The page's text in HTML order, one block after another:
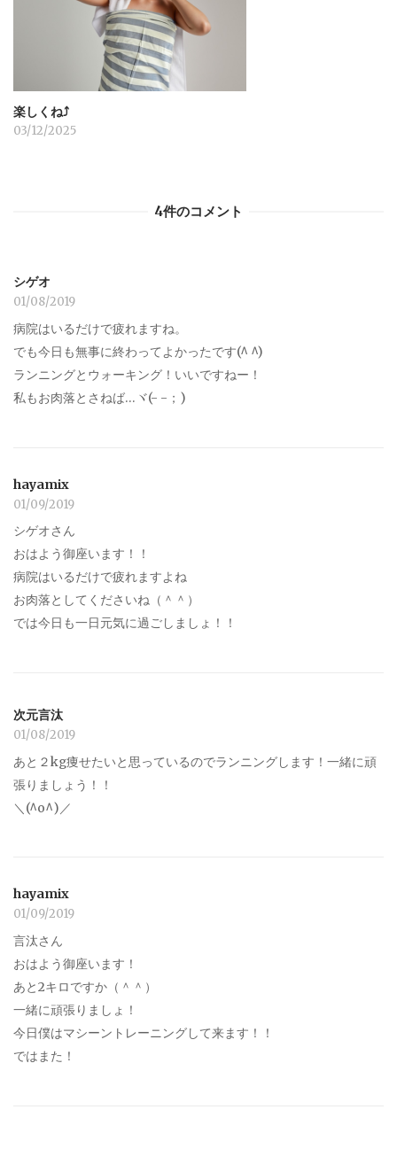
楽しくね⤴︎
03/12/2025
4件のコメント
シゲオ
01/08/2019
病院はいるだけで疲れますね。
でも今日も無事に終わってよかったです(^ ^)
ランニングとウォーキング！いいですねー！
私もお肉落とさねば…ヾ(- -；)
hayamix
01/09/2019
シゲオさん
おはよう御座います！！
病院はいるだけで疲れますよね
お肉落としてくださいね（＾＾）
では今日も一日元気に過ごしましょ！！
次元言汰
01/08/2019
あと２kg痩せたいと思っているのでランニングします！一緒に頑
張りましょう！！
＼(^o^)／
hayamix
01/09/2019
言汰さん
おはよう御座います！
あと2キロですか（＾＾）
一緒に頑張りましょ！
今日僕はマシーントレーニングして来ます！！
ではまた！